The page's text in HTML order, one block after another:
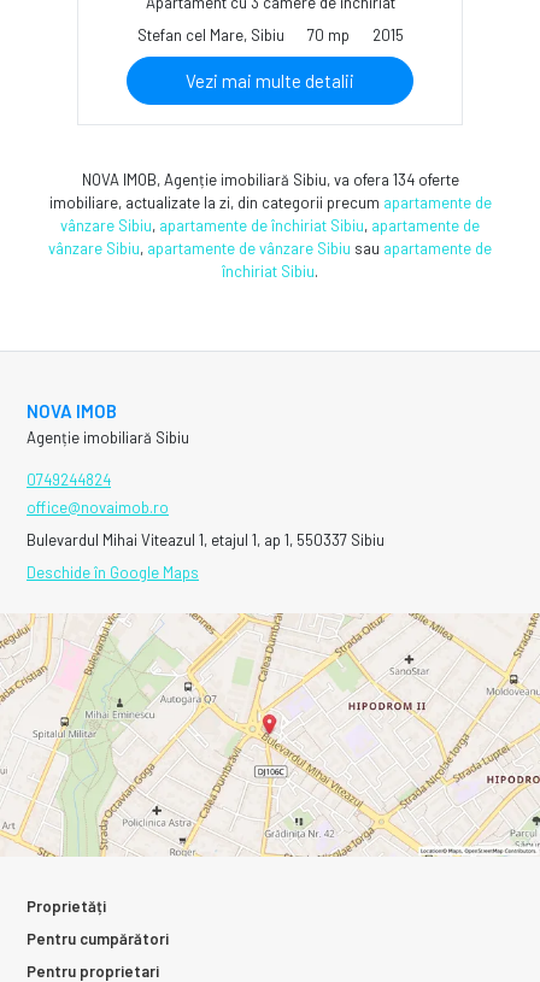
Stefan cel Mare, Sibiu
70 mp 2015
Vezi mai multe detalii
NOVA IMOB, Agenție imobiliară Sibiu, va ofera 134 oferte
imobiliare, actualizate la zi, din categorii precum apartamente de
vânzare Sibiu, apartamente de închiriat Sibiu, apartamente de
vânzare Sibiu, apartamente de vânzare Sibiu sau apartamente de
închiriat Sibiu.
NOVA IMOB
Agenție imobiliară Sibiu
0749244824
office@novaimob.ro
Bulevardul Mihai Viteazul 1, etajul 1, ap 1, 550337 Sibiu
Deschide în Google Maps
Proprietăți
Pentru cumpărători
Pentru proprietari